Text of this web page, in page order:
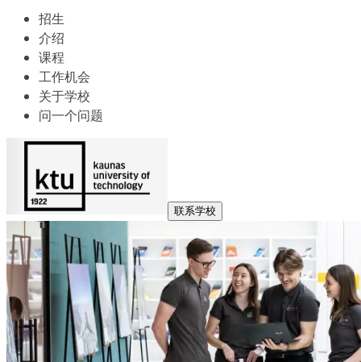
招生
介绍
课程
工作机会
关于学校
问一个问题
联系学校